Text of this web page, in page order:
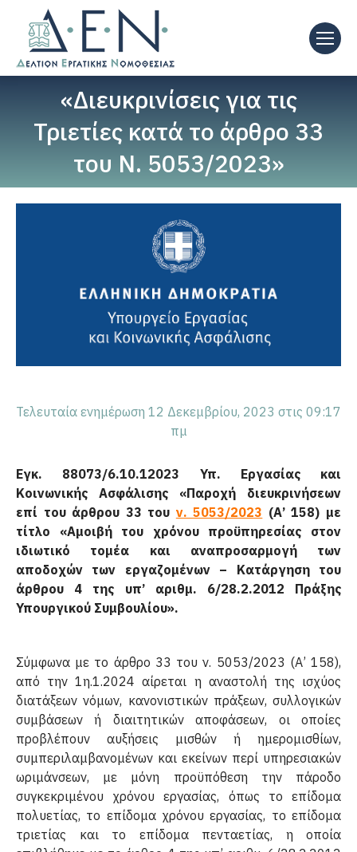
«Διευκρινίσεις για τις
Τριετίες κατά το άρθρο 33
του Ν. 5053/2023»
Τελευταία ενημέρωση 12 Δεκεμβρίου, 2023 στις 09:17
πμ
Εγκ. 88073/6.10.12023 Υπ. Εργασίας και
Κοινωνικής Ασφάλισης «Παροχή διευκρινήσεων
επί του άρθρου 33 του ν. 5053/2023 (Α’ 158) με
τίτλο «Αμοιβή του χρόνου προϋπηρεσίας στον
ιδιωτικό τομέα και αναπροσαρμογή των
αποδοχών των εργαζομένων – Κατάργηση του
άρθρου 4 της υπ’ αριθμ. 6/28.2.2012 Πράξης
Υπουργικού Συμβουλίου».
Σύμφωνα με το άρθρο 33 του ν. 5053/2023 (Α’ 158),
από την 1η.1.2024 αίρεται η αναστολή της ισχύος
διατάξεων νόμων, κανονιστικών πράξεων, συλλογικών
συμβάσεων ή διαιτητικών αποφάσεων, οι οποίες
προβλέπουν αυξήσεις μισθών ή ημερομισθίων,
συμπεριλαμβανομένων και εκείνων περί υπηρεσιακών
ωριμάνσεων, με μόνη προϋπόθεση την πάροδο
συγκεκριμένου χρόνου εργασίας, όπως το επίδομα
πολυετίας, το επίδομα χρόνου εργασίας, το επίδομα
τριετίας και το επίδομα πενταετίας, η οποία